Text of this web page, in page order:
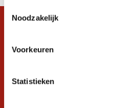
Toestemmingsselectie
Noodzakelijk
Voorkeuren
Statistieken
Stel je vraag in de chat, en we helpen je
graag verder. 24/7
Volg ons